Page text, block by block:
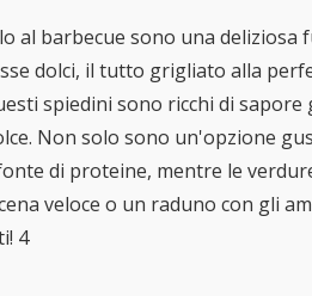
al barbecue sono una
dolci, il tutto grigliato alla
spiedini sono ricchi di sapore
Non solo sono un'opzione
di proteine, mentre le
veloce o un raduno con gli
4